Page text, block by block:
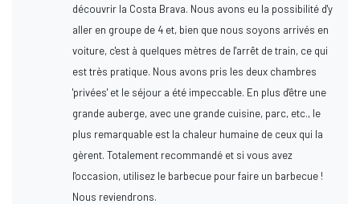
découvrir la Costa Brava. Nous avons eu la possibilité d'y
aller en groupe de 4 et, bien que nous soyons arrivés en
voiture, c'est à quelques mètres de l'arrêt de train, ce qui
est très pratique. Nous avons pris les deux chambres
'privées' et le séjour a été impeccable. En plus d'être une
grande auberge, avec une grande cuisine, parc, etc., le
plus remarquable est la chaleur humaine de ceux qui la
gèrent. Totalement recommandé et si vous avez
l'occasion, utilisez le barbecue pour faire un barbecue !
Nous reviendrons.